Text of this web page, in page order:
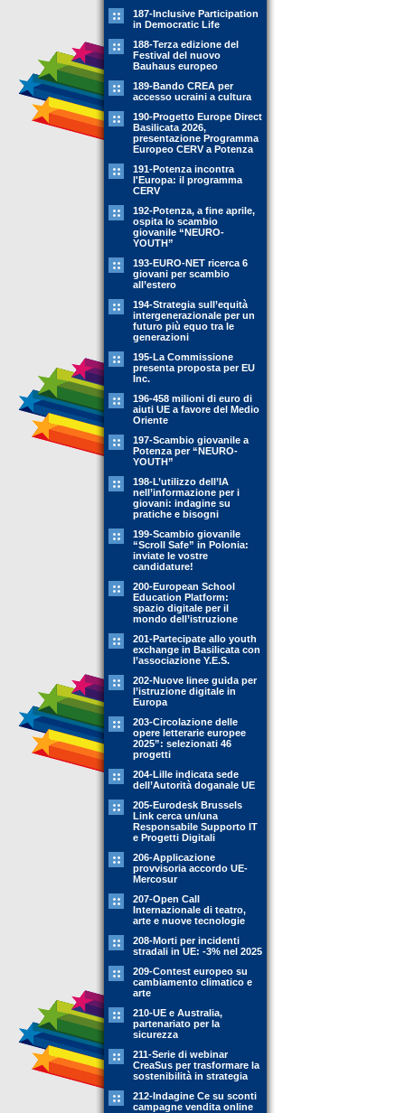
187-Inclusive Participation
in Democratic Life
188-Terza edizione del
Festival del nuovo
Bauhaus europeo
189-Bando CREA per
accesso ucraini a cultura
190-Progetto Europe Direct
Basilicata 2026,
presentazione Programma
Europeo CERV a Potenza
191-Potenza incontra
l'Europa: il programma
CERV
192-Potenza, a fine aprile,
ospita lo scambio
giovanile “NEURO-
YOUTH”
193-EURO-NET ricerca 6
giovani per scambio
all’estero
194-Strategia sull’equità
intergenerazionale per un
futuro più equo tra le
generazioni
195-La Commissione
presenta proposta per EU
Inc.
196-458 milioni di euro di
aiuti UE a favore del Medio
Oriente
197-Scambio giovanile a
Potenza per “NEURO-
YOUTH”
198-L’utilizzo dell’IA
nell’informazione per i
giovani: indagine su
pratiche e bisogni
199-Scambio giovanile
“Scroll Safe” in Polonia:
inviate le vostre
candidature!
200-European School
Education Platform:
spazio digitale per il
mondo dell’istruzione
201-Partecipate allo youth
exchange in Basilicata con
l’associazione Y.E.S.
202-Nuove linee guida per
l’istruzione digitale in
Europa
203-Circolazione delle
opere letterarie europee
2025”: selezionati 46
progetti
204-Lille indicata sede
dell’Autorità doganale UE
205-Eurodesk Brussels
Link cerca un/una
Responsabile Supporto IT
e Progetti Digitali
206-Applicazione
provvisoria accordo UE-
Mercosur
207-Open Call
Internazionale di teatro,
arte e nuove tecnologie
208-Morti per incidenti
stradali in UE: -3% nel 2025
209-Contest europeo su
cambiamento climatico e
arte
210-UE e Australia,
partenariato per la
sicurezza
211-Serie di webinar
CreaSus per trasformare la
sostenibilità in strategia
212-Indagine Ce su sconti
campagne vendita online